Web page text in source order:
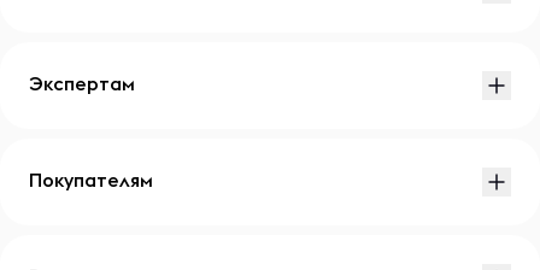
Экспертам
Покупателям